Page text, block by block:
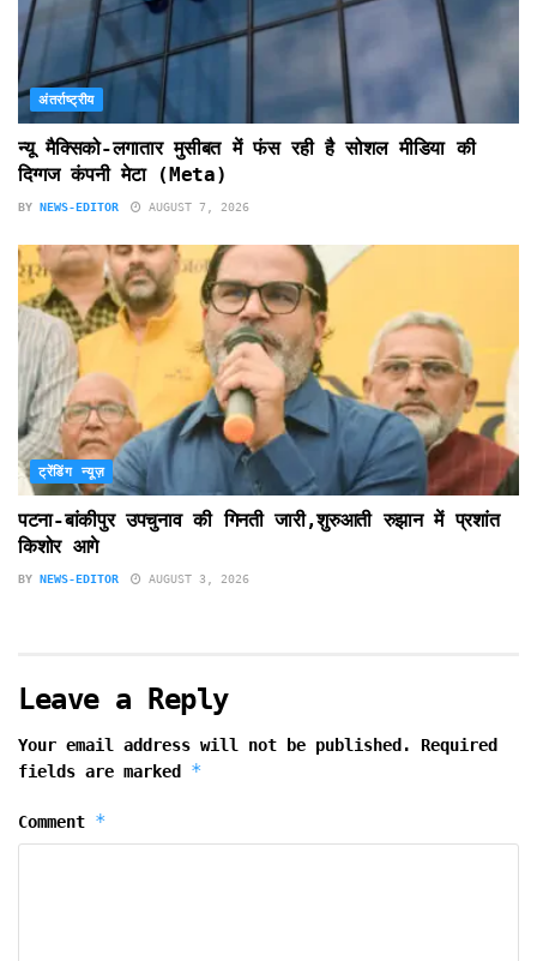
अंतर्राष्ट्रीय
न्यू मैक्सिको-लगातार मुसीबत में फंस रही है सोशल मीडिया की
दिग्गज कंपनी मेटा (Meta)
BY NEWS-EDITOR AUGUST 7, 2026
ट्रेंडिंग न्यूज़
पटना-बांकीपुर उपचुनाव की गिनती जारी,शुरुआती रुझान में प्रशांत
किशोर आगे
BY NEWS-EDITOR AUGUST 3, 2026
Leave a Reply
Your email address will not be published.
Required
fields are marked *
Comment *